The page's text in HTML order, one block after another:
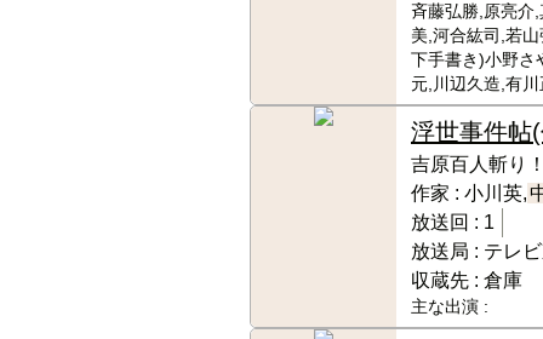
斉藤弘勝,原亮介
美,河合紘司,若
下手書き)小野さ
元,川辺久造,有
浮世事件帖
吉原百人斬り
作家 : 小川英,
放送回 : 1
放送局 : テレ
収蔵先 : 倉庫
主な出演 :